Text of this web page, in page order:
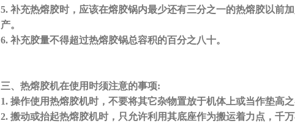
5. 补充热熔胶时，应该在熔胶锅内最少还有三分之一的热熔胶以前
产。
6. 补充胶量不得超过热熔胶锅总容积的百分之八十。
三、热熔胶机在使用时须注意的事项:
1. 操作使用热熔胶机时，不要将其它杂物置放于机体上或当作垫高之
2. 搬动或抬起热熔胶机时，只允许利用其底座作为搬运着力点，千